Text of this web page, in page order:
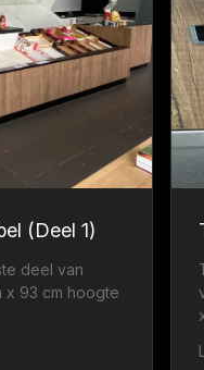
(Deel 1)
deel van
x 93 cm hoogte